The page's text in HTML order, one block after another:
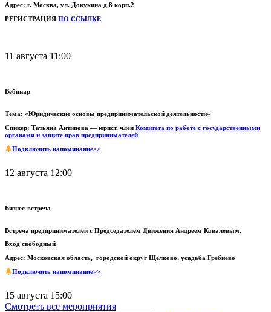
Адрес: г. Москва, ул. Докукина д.8 корп.2
РЕГИСТРАЦИЯ ПО ССЫЛКЕ
11 августа 11:00
Вебинар
Тема: «Юридические основы предпринимательской деятельности»
Спикер: Татьяна Антипова — юрист, член Комитета по работе с государственными
органами и защите прав предпринимателей
Подключить напоминание>>
12 августа 12:00
Бизнес-встреча
Встреча предпринимателей с Председателем Движения Андреем Ковалевым.
Вход свободный
Адрес: Московская область, городской округ Щелково, усадьба Гребнево
Подключить напоминание>>
15 августа 15:00
Смотреть все мероприятия